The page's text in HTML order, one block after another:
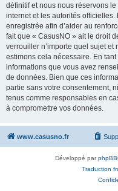
définitif et nous nous réservons le
internet et les autorités officielles.
enregistrée afin d’aider au
fait que « CasusNO » ait le droit
verrouiller n’importe quel sujet et
estimons cela nécessaire. En
informations que vous avez
de données. Bien que ces
partie sans votre consentement,
tenus comme responsables en
à compromettre vos données.
www.casusno.fr
Développé parphpBB
Traduction